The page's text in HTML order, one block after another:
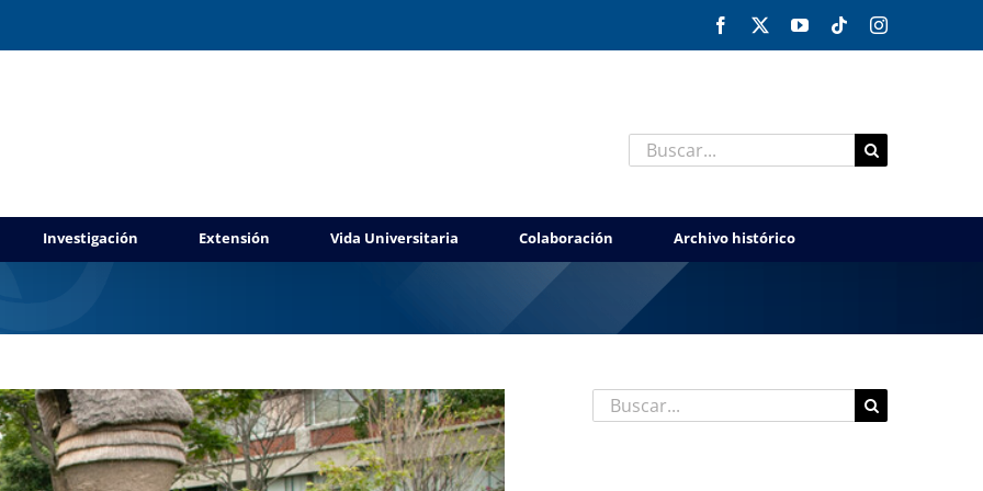
Facebook YouTubeTiktokInstagram
Buscar:
Investigación Extensión Vida Universitaria Colaboración Archivo histórico
de la Tuna Femenil Universitaria
Gaceta UAEM No.559
Buscar: